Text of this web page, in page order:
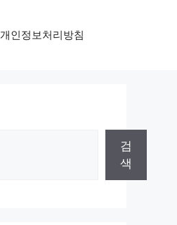
개인정보처리방침
검
색